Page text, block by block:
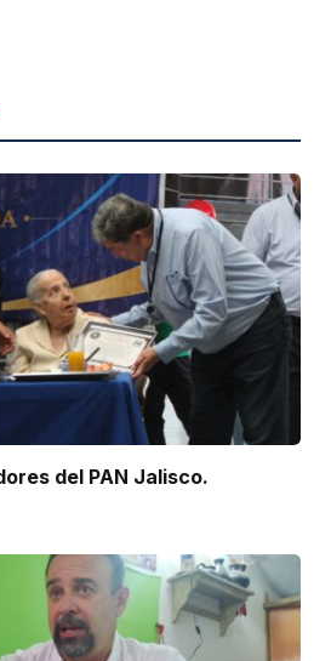
del PAN Jalisco.